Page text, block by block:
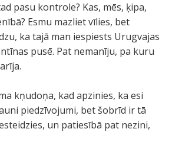
pasu kontrole? Kas, mēs, ķipa,
Esmu mazliet vīlies, bet
ka tajā man iespiests Urugvajas
pusē. Pat nemanīju, pa kuru
kņudoņa, kad apzinies, ka esi
piedzīvojumi, bet šobrīd ir tā
un patiesībā pat nezini,